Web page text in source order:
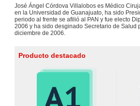
José Ángel Córdova Villalobos es Médico
en la Universidad de Guanajuato, ha sido
periodo al frente se afilió al PAN y fue electo
2006 y ha sido desginado Secretario de
diciembre de 2006.
Producto destacado